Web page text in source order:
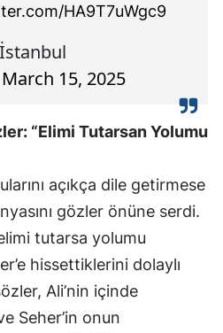
HA9T7uWgc9
March 15, 2025
“Elimi Tutarsan Yolumu
açıkça dile getirmese
gözler önüne serdi.
tutarsa yolumu
hissettiklerini dolaylı
Ali’nin içinde
Seher’in onun